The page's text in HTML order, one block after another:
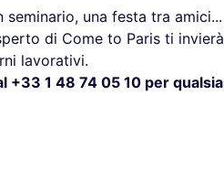
seminario, una festa tra
di Come to Paris ti
lavorativi.
+33 1 48 74 05 10 per